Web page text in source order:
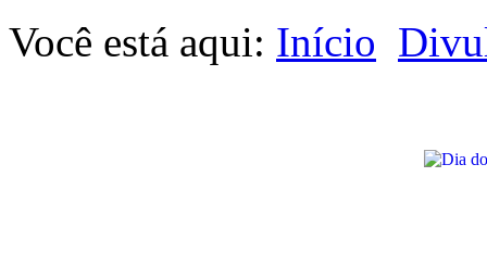
Você está aqui: Início